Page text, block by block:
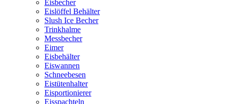
Eisbecher
Eislöffel Behälter
Slush Ice Becher
Trinkhalme
Messbecher
Eimer
Eisbehälter
Eiswannen
Schneebesen
Eistütenhalter
Eisportionierer
Eisspachteln